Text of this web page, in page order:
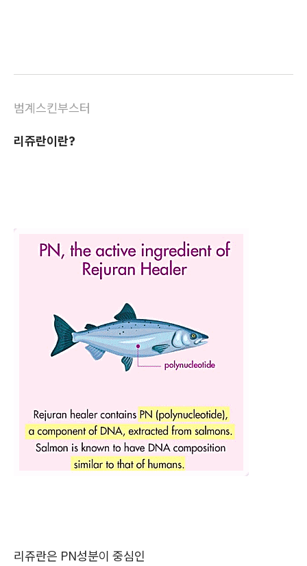
범계스킨부스터
리쥬란이란?
리쥬란은 PN성분이 중심인